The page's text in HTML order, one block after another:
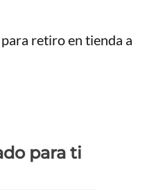
retiro en tienda a
para ti